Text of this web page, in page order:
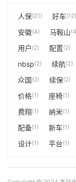
人保(21) 好车(12)
安徽(4) 马鞍山
用户 (2) 配置(2)
nbsp(2) 续航(2)
众国(2) 续保(2)
价格(1) 座椅(1)
费翔(1) 纳米(1)
配备(1) 新车(1)
设计(1) 平台(1)